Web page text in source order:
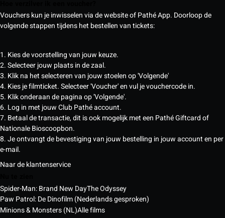
Vouchers kun je inwisselen via de website of Pathé App. Doorloop de
volgende stappen tijdens het bestellen van tickets:
1. Kies de voorstelling van jouw keuze.
2. Selecteer jouw plaats in de zaal.
3. Klik na het selecteren van jouw stoelen op 'Volgende'
4. Kies je filmticket. Selecteer 'Voucher' en vul je vouchercode in.
5. Klik onderaan de pagina op 'Volgende'.
6. Log in met jouw Club Pathé account.
7. Betaal de transactie, dit is ook mogelijk met een Pathé Giftcard of
Nationale Bioscoopbon.
8. Je ontvangt de bevestiging van jouw bestelling in jouw account en per
e-mail.
Naar de klantenservice
Spider-Man: Brand New DayThe Odyssey
Paw Patrol: De Dinofilm (Nederlands gesproken)
Minions & Monsters (NL)Alle films